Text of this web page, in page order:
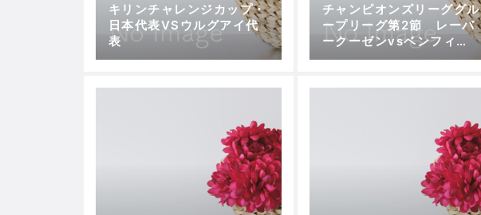
キリンチャレンジカップ・
日本代表VSウルグアイ代
表
チャンピオンズリーググル
ープリーグ第2節 レーバ
ークーゼンvsベンフィ
カ 〜攻撃力復活。二年前